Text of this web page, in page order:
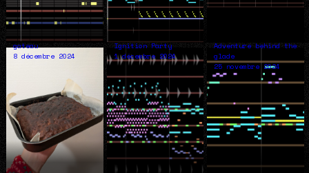
gateau
8 décembre 2024
Ignition Party
1 décembre 2024
Adventure behind the
glade
25 novembre 2024